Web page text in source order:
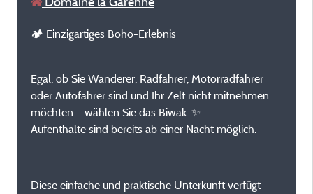
🏕️ Einzigartiges Boho-Erlebnis
Egal, ob Sie Wanderer, Radfahrer, Motorradfahrer
oder Autofahrer sind und Ihr Zelt nicht mitnehmen
möchten – wählen Sie das Biwak. ✨
Aufenthalte sind bereits ab einer Nacht möglich.
Diese einfache und praktische Unterkunft verfügt